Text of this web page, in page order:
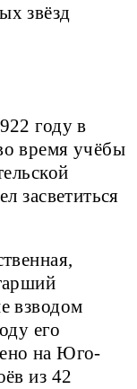
звёзд
году в
время учёбы
засветиться
взводом
его
на Юго-
из 42